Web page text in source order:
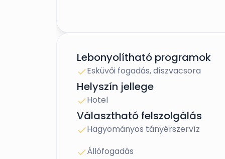
koccintás a tetőteraszon a
adottságai révén egyszerre
emlékezetes esküvőnek.
2016-ban megépült a
magában rejtve egy igazán
Lebonyolítható programok
Esküvői fogadás, díszvacsora
Helyszín jellege
Hotel
Választható felszolgálás
Hagyományos tányérszervíz
Állófogadás